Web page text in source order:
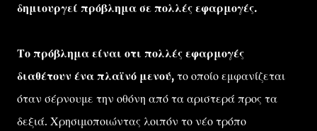
δημιουργεί πρόβλημα σε πολλές εφαρμογές.
Το πρόβλημα είναι οτι πολλές εφαρμογές
διαθέτουν ένα πλαϊνό μενού, το οποίο εμφανίζεται
όταν σέρνουμε την οθόνη από τα αριστερά προς τα
δεξιά. Χρησιμοποιώντας λοιπόν το νέο τρόπο